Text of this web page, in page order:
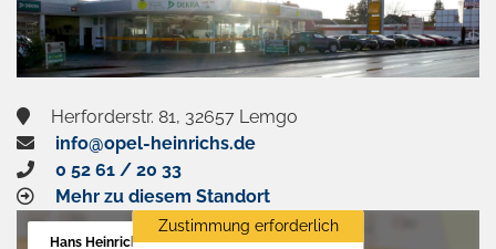
Herforderstr. 81, 32657 Lemgo
info@opel-heinrichs.de
0 52 61 / 20 33
Mehr zu diesem Standort
Hans Heinrichs GmbH
Zustimmung erforderlich